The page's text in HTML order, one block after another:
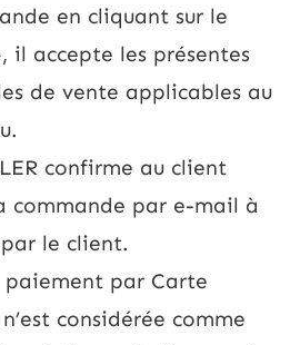
en cliquant sur le
il accepte les présentes
de vente applicables au
confirme au client
commande par e-mail à
le client.
paiement par Carte
considérée comme